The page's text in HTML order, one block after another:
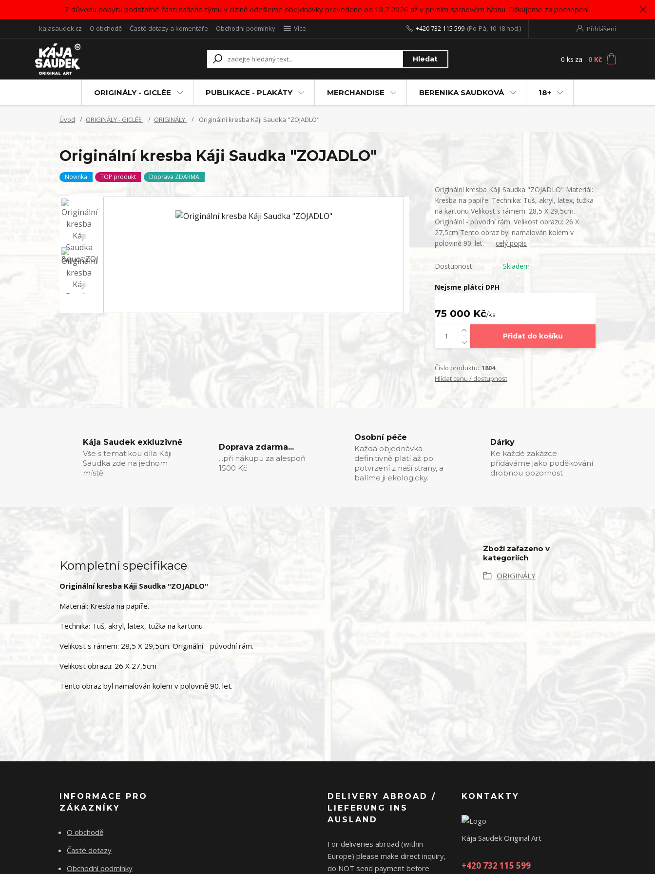
Z důvodu pobytu podstatné části našeho týmu v cizině odešleme obejdnávky provedené od 18.7.2026 až v prvním sprnovém týdnu. Děkujeme za pochopení.
kajasaudek.cz O obchodě Časté dotazy a komentáře Obchodní podmínky Více Přihlášení
Hledat
+420 732 115 599 (Po-Pá, 10-18 hod.)
0 ks za 0 Kč
ORIGINÁLY - GICLÉE PUBLIKACE - PLAKÁTY MERCHANDISE BERENIKA SAUDKOVÁ 18+
Úvod ORIGINÁLY - GICLÉE ORIGINÁLY Originální kresba Káji Saudka "ZOJADLO"
Originální kresba Káji Saudka "ZOJADLO"
Novinka TOP produkt Doprava ZDARMA
Originální kresba Káji Saudka "ZOJADLO" Materiál:
Kresba na papíře. Technika: Tuš, akryl, latex, tužka
na kartonu Velikost s rámem: 28,5 X 29,5cm.
Originální - původní rám. Velikost obrazu: 26 X
27,5cm Tento obraz byl namalován kolem v
polovině 90. let. celý popis
Dostupnost Skladem
Nejsme plátci DPH
75 000 Kč/ks
Přidat do košíku
Číslo produktu: 1804
Hlídat cenu / dostupnost
Kája Saudek exkluzivně
Vše s tematikou díla Káji
Saudka zde na jednom
místě.
Doprava zdarma...
...při nákupu za alespoň
1500 Kč
Osobní péče
Každá objednávka
definitivně platí až po
potvrzení z naší strany, a
balíme ji ekologicky.
Dárky
Ke každé zakázce
přidáváme jako poděkování
drobnou pozornost
Kompletní specifikace
Originální kresba Káji Saudka "ZOJADLO"
Materiál: Kresba na papíře.
Technika: Tuš, akryl, latex, tužka na kartonu
Velikost s rámem: 28,5 X 29,5cm. Originální - původní rám.
Velikost obrazu: 26 X 27,5cm
Tento obraz byl namalován kolem v polovině 90. let.
Zboží zařazeno v
kategoriích
ORIGINÁLY
INFORMACE PRO
ZÁKAZNÍKY
O obchodě
Časté dotazy
Obchodní podmínky
DELIVERY ABROAD /
LIEFERUNG INS
AUSLAND
For deliveries abroad (within
Europe) please make direct inquiry,
do NOT send payment before
KONTAKTY
Kája Saudek Original Art
+420 732 115 599